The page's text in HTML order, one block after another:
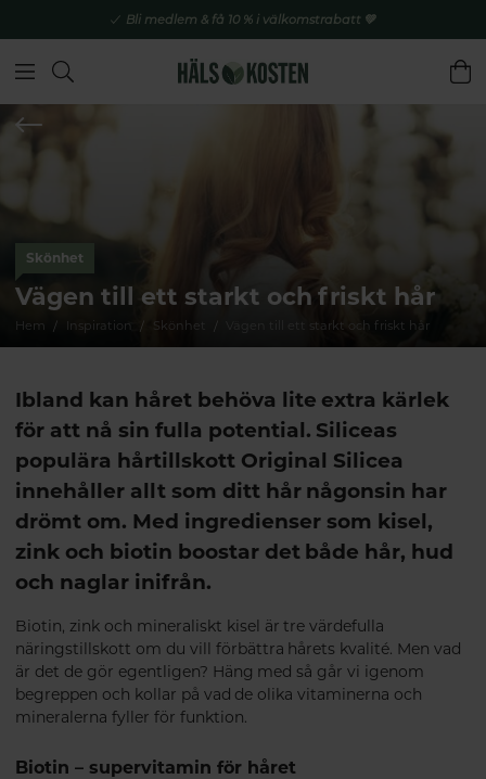
Bli medlem & få 10 % i välkomstrabatt 💚
Skönhet
Vägen till ett starkt och friskt hår
Hem Inspiration Skönhet Vägen till ett starkt och friskt hår
Ibland kan håret behöva lite extra kärlek
för att nå sin fulla potential. Siliceas
populära hårtillskott Original Silicea
innehåller allt som ditt hår någonsin har
drömt om. Med ingredienser som kisel,
zink och biotin boostar det både hår, hud
och naglar inifrån.
Biotin, zink och mineraliskt kisel är tre värdefulla
näringstillskott om du vill förbättra hårets kvalité. Men vad
är det de gör egentligen? Häng med så går vi igenom
begreppen och kollar på vad de olika vitaminerna och
mineralerna fyller för funktion.
Biotin – supervitamin för håret